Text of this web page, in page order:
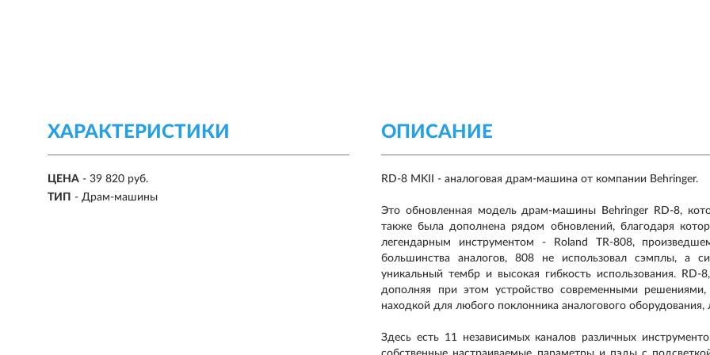
ХАРАКТЕРИСТИКИ
ЦЕНА - 39 820 руб.
ТИП - Драм-машины
ОПИСАНИЕ
RD-8 MKII - аналоговая драм-машина от компании Behringer.
Это обновленная модель драм-машины Behringer RD-8,
также была дополнена рядом обновлений, благодаря
легендарным инструментом - Roland TR-808,
большинства аналогов, 808 не использовал сэмплы, а
уникальный тембр и высокая гибкость использования.
дополняя при этом устройство современными
находкой для любого поклонника аналогового
Здесь есть 11 независимых каналов различных